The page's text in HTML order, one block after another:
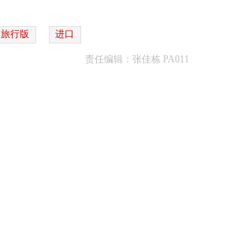
旅行版 进口
责任编辑：张佳栋 PA011